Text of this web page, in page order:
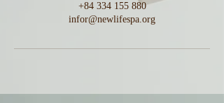
+84 334 155 880
infor@newlifespa.org